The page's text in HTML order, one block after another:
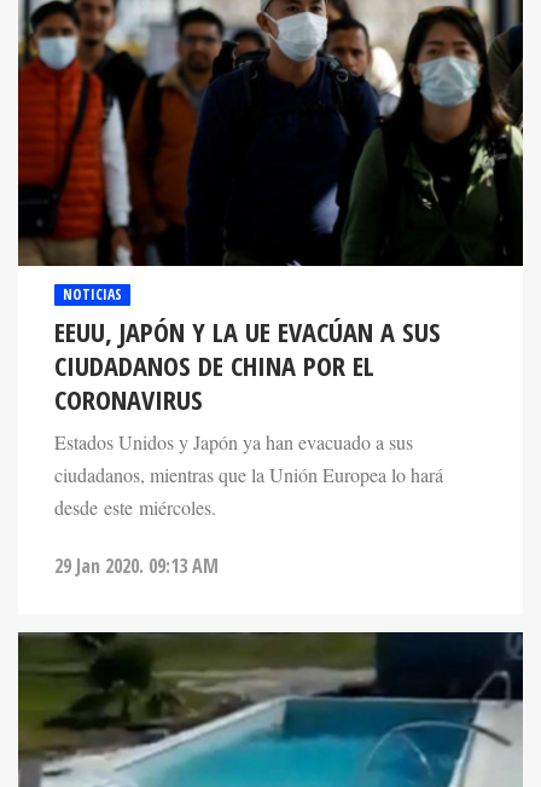
NOTICIAS
EEUU, JAPÓN Y LA UE EVACÚAN A SUS
CIUDADANOS DE CHINA POR EL
CORONAVIRUS
Estados Unidos y Japón ya han evacuado a sus
ciudadanos, mientras que la Unión Europea lo hará
desde este miércoles.
29 Jan 2020. 09:13 AM